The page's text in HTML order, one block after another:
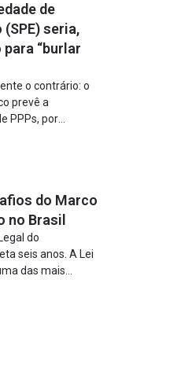
de
seria,
“burlar
o contrário: o
prevê a
PPPs, por
e gerir o
é facultativa e
de projeto a
do Marco
no Brasil
do
seis anos. A Lei
das mais
a